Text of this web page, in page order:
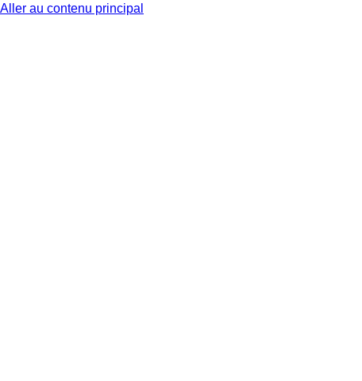
Aller au contenu principal